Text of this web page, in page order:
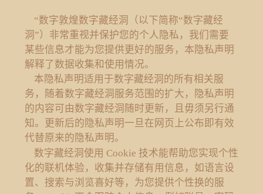
“数字敦煌数字藏经洞（以下简称“数字藏经
洞”）非常重视并保护您的个人隐私，我们需要
某些信息才能为您提供更好的服务，本隐私声明
解释了数据收集和使用情况。
本隐私声明适用于数字藏经洞的所有相关服
务，随着数字藏经洞服务范围的扩大，隐私声明
的内容可由数字藏经洞随时更新，且毋须另行通
知。更新后的隐私声明一旦在网页上公布即有效
代替原来的隐私声明。
数字藏经洞使用 Cookie 技术能帮助您实现个性
化的联机体验，收集并存储有用信息，如语言设
置、搜索与浏览喜好等，为您提供个性换的服